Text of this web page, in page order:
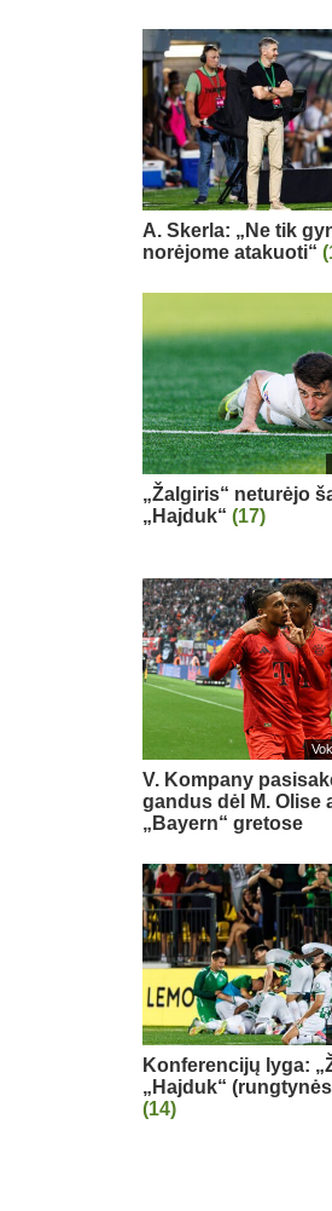
A. Skerla: „Ne tik
norėjome atakuoti“
„Žalgiris“ neturėjo
„Hajduk“ (17)
V. Kompany
gandus dėl M. Olise
„Bayern“ gretose
Konferencijų lyga:
„Hajduk“
(14)